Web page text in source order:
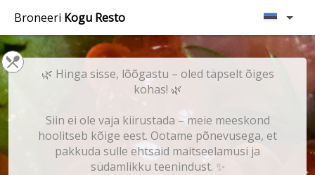
Broneeri Kogu Resto
🌿 Hinga sisse, lõõgastu – oled täpselt õiges
kohas! 🌿
Siin ei ole vaja kiirustada – meie meeskond
hoolitseb kõige eest. Ootame põnevusega, et
pakkuda sulle ehtsaid maitseelamusi ja
südamlikku teenindust. ✨